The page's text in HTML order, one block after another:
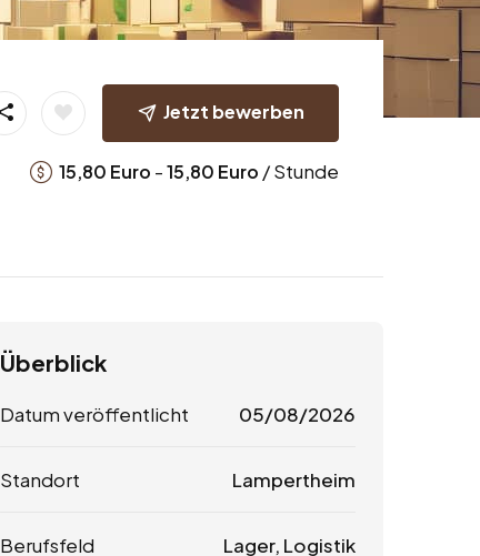
Jetzt bewerben
15,80 Euro -15,80 Euro / Stunde
Überblick
Datum veröffentlicht 05/08/2026
Standort Lampertheim
Berufsfeld Lager, Logistik